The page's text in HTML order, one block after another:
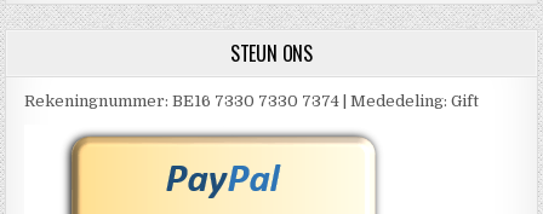
STEUN ONS
Rekeningnummer: BE16 7330 7330 7374 | Mededeling: Gift